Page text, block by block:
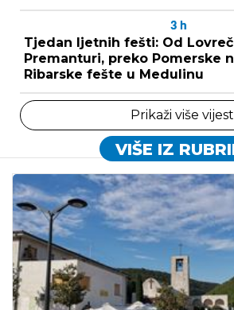
3 h
Tjedan ljetnih fešti: Od
Premanturi, preko Pomerske
Ribarske fešte u Medulinu
Prikaži više
VIŠE IZ